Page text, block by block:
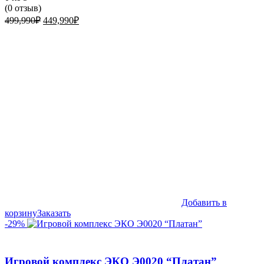
(0 отзыв)
499,990₽ Первоначальная
449,990₽Текущая
Добавить в
корзинуЗаказать
-29%
Игровой комплекс ЭКО Э0020 “Платан”